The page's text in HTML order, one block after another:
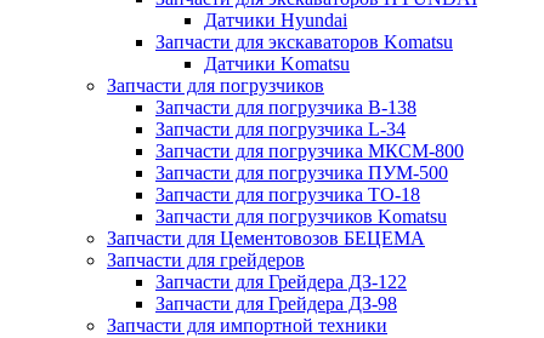
Датчики Hyundai
Запчасти для экскаваторов Komatsu
Датчики Komatsu
Запчасти для погрузчиков
Запчасти для погрузчика B-138
Запчасти для погрузчика L-34
Запчасти для погрузчика МКСМ-800
Запчасти для погрузчика ПУМ-500
Запчасти для погрузчика ТО-18
Запчасти для погрузчиков Komatsu
Запчасти для Цементовозов БЕЦЕМА
Запчасти для грейдеров
Запчасти для Грейдера ДЗ-122
Запчасти для Грейдера ДЗ-98
Запчасти для импортной техники